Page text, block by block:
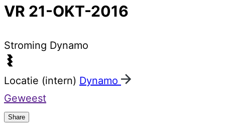
VR 21-OKT-2016
Stroming Dynamo
Locatie (intern) Dynamo
Geweest
Share